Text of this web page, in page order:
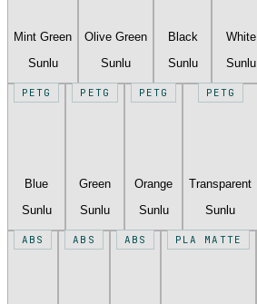
Mint Green
Sunlu
Olive Green
Sunlu
Black
Sunlu
White
Sunlu
PETG
Blue
Sunlu
PETG
Green
Sunlu
PETG
Orange
Sunlu
PETG
Transparent
Sunlu
ABS ABS ABS PLA MATTE